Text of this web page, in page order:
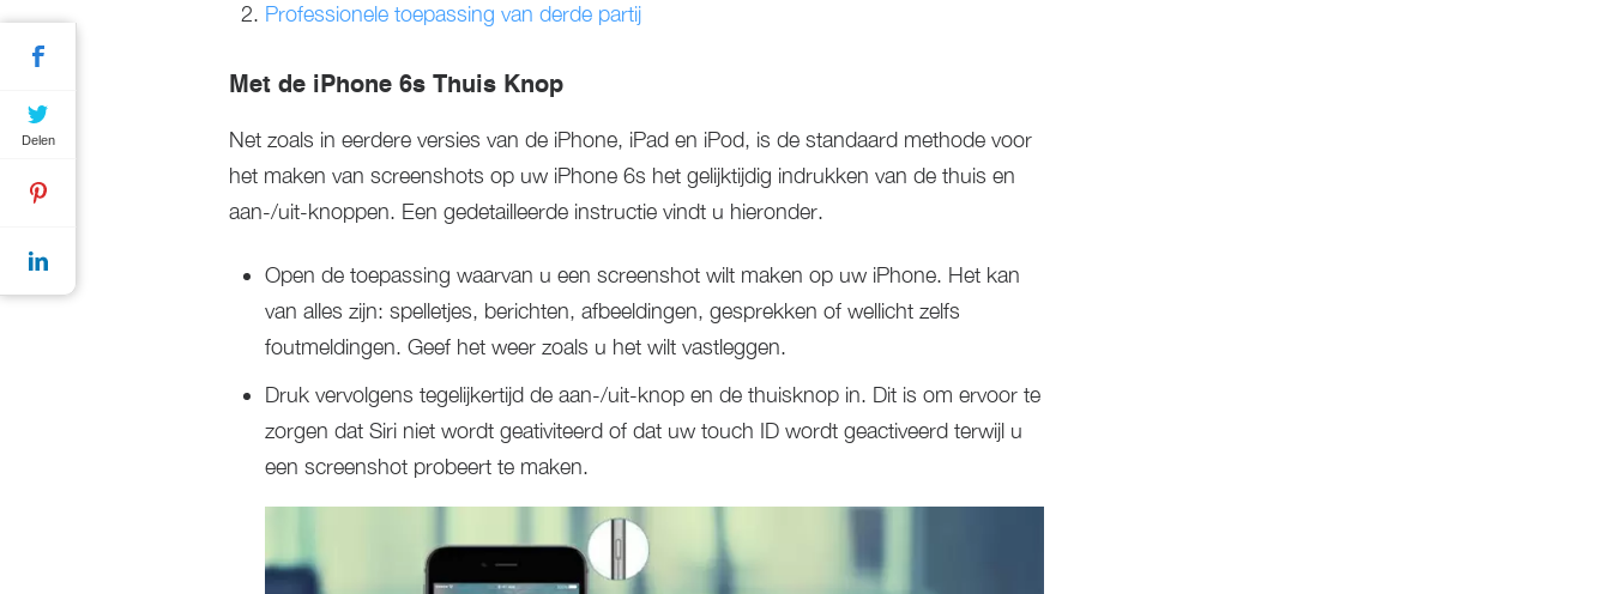
Professionele toepassing van derde partij
Met de iPhone 6s Thuis Knop
Net zoals in eerdere versies van de iPhone, iPad en iPod, is de standaard methode voor
het maken van screenshots op uw iPhone 6s het gelijktijdig indrukken van de thuis en
aan-/uit-knoppen. Een gedetailleerde instructie vindt u hieronder.
Open de toepassing waarvan u een screenshot wilt maken op uw iPhone. Het kan
van alles zijn: spelletjes, berichten, afbeeldingen, gesprekken of wellicht zelfs
foutmeldingen. Geef het weer zoals u het wilt vastleggen.
Druk vervolgens tegelijkertijd de aan-/uit-knop en de thuisknop in. Dit is om ervoor te
zorgen dat Siri niet wordt geativiteerd of dat uw touch ID wordt geactiveerd terwijl u
een screenshot probeert te maken.
Delen